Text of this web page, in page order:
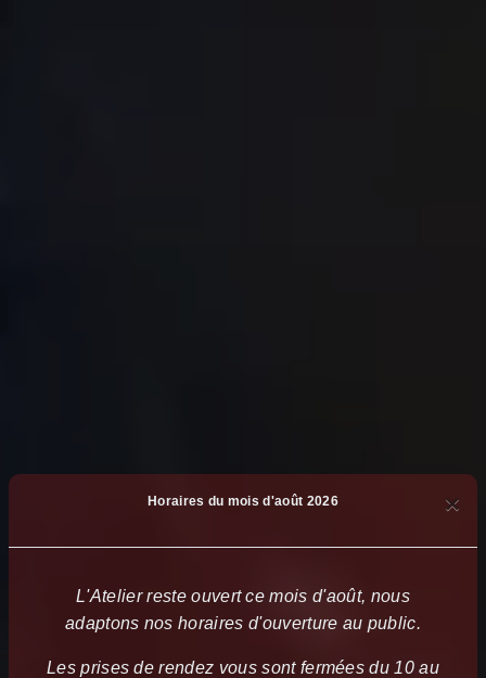
Horaires du mois d'août 2026 ×
L'Atelier reste ouvert ce mois d'août, nous
adaptons nos horaires d'ouverture au public.
Les prises de rendez vous sont fermées du 10 au